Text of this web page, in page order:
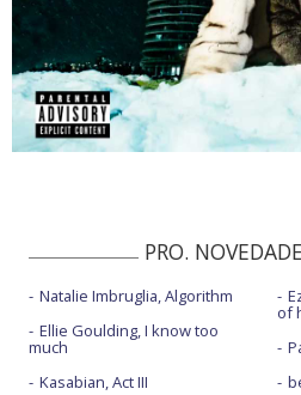
PRO.
Natalie Imbruglia, Algorithm
Ellie Goulding, I know too
much
Kasabian, Act III
of